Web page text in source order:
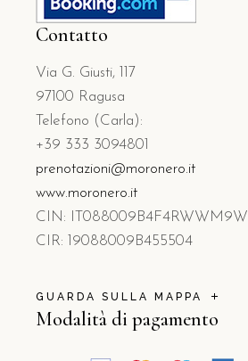
Contatto
Via G. Giusti, 117
97100 Ragusa
Telefono (Carla):
+39 333 3094801
prenotazioni@moronero.it
www.moronero.it
CIN: IT088009B4F4RWWM9W
CIR: 19088009B455504
GUARDA SULLA MAPPA
Modalità di pagamento